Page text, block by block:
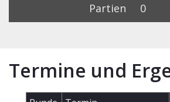
Partien
0
Termine und